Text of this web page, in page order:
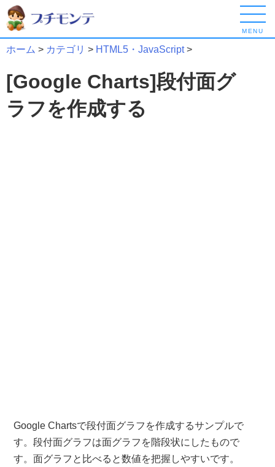
MENU
ホーム > カテゴリ > HTML5・JavaScript>
[Google Charts]段付面グ
ラフを作成する
Google Chartsで段付面グラフを作成するサンプルで
す。段付面グラフは面グラフを階段状にしたもので
す。面グラフと比べると数値を把握しやすいです。